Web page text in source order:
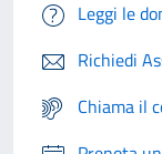
Leggi le
Richiedi
Chiama il